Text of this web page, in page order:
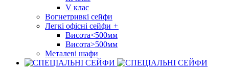
V клас
Вогнетривкі сейфи
Легкі офісні сейфи +
Висота<500мм
Висота>500мм
Металеві шафи